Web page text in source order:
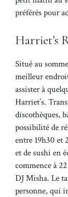
préférés pour
Harriet’s
Situé au
meilleur
assister à
Harriet’s.
discothèques,
possibilité de
entre 19h30 et
et de sushi en
commence à
DJ Misha. Le
personne, qui